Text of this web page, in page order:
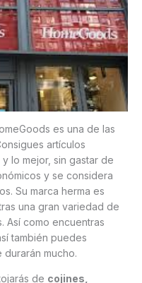
es una de las
artículos
lo mejor, sin gastar de
y se considera
Su marca herma es
una gran variedad de
Así como encuentras
también puedes
mucho.
de cojines,